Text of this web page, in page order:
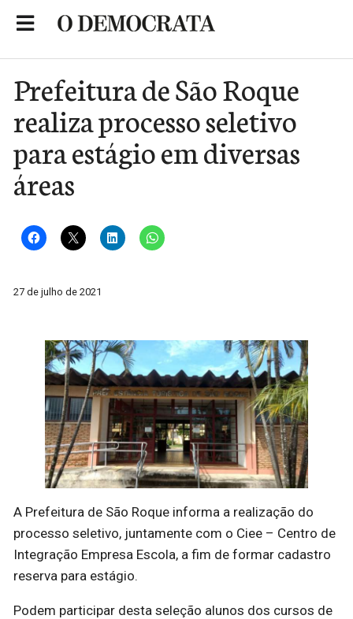
Prefeitura de São Roque
realiza processo seletivo
para estágio em diversas
áreas
27 de julho de 2021
A Prefeitura de São Roque informa a realização do
processo seletivo, juntamente com o Ciee – Centro de
Integração Empresa Escola, a fim de formar cadastro
reserva para estágio.
Podem participar desta seleção alunos dos cursos de